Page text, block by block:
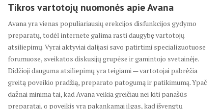
Tikros vartotojų nuomonės apie Avana
Avana yra vienas populiariausių erekcijos disfunkcijos gydymo
preparatų, todėl internete galima rasti daugybę vartotojų
atsiliepimų. Vyrai aktyviai dalijasi savo patirtimi specializuotuose
forumuose, sveikatos diskusijų grupėse ir gamintojo svetainėje.
Didžioji dauguma atsiliepimų yra teigiami — vartotojai pabrėžia
greitą poveikio pradžią, preparato patogumą ir patikimumą. Ypač
dažnai minima tai, kad Avana veikia greičiau nei kiti panašūs
preparatai, o poveikis yra pakankamai ilgas, kad išvengtų